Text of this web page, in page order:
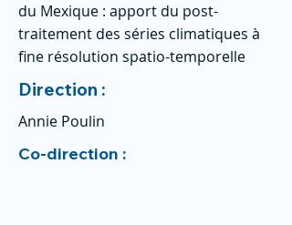
du Mexique : apport du post-
traitement des séries climatiques à
fine résolution spatio-temporelle
Direction :
Annie Poulin
Co-direction :